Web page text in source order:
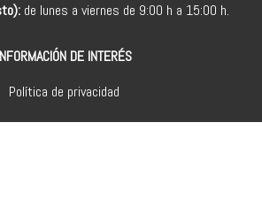
de lunes a viernes de 9:00 h a 15:00 h.
DE INTERÉS
Política de privacidad